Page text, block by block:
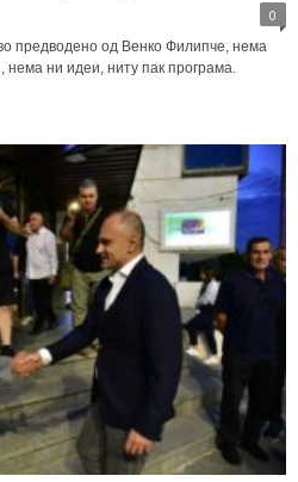
0
предводено од Венко Филипче, нема
ни идеи, ниту пак програма.